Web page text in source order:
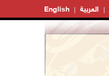
English العربية